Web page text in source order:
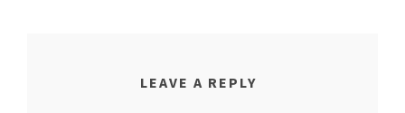
LEAVE A REPLY